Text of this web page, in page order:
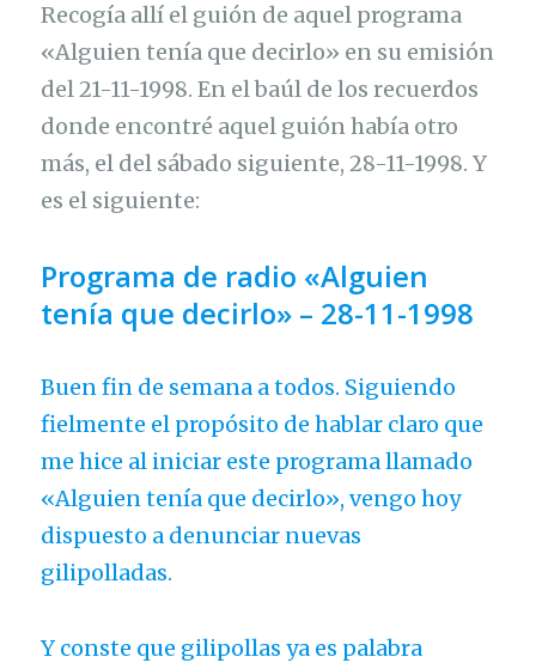
Recogía allí el guión de aquel programa
«Alguien tenía que decirlo» en su emisión
del 21-11-1998. En el baúl de los recuerdos
donde encontré aquel guión había otro
más, el del sábado siguiente, 28-11-1998. Y
es el siguiente:
Programa de radio «Alguien
tenía que decirlo» – 28-11-1998
Buen fin de semana a todos. Siguiendo
fielmente el propósito de hablar claro que
me hice al iniciar este programa llamado
«Alguien tenía que decirlo», vengo hoy
dispuesto a denunciar nuevas
gilipolladas.
Y conste que gilipollas ya es palabra